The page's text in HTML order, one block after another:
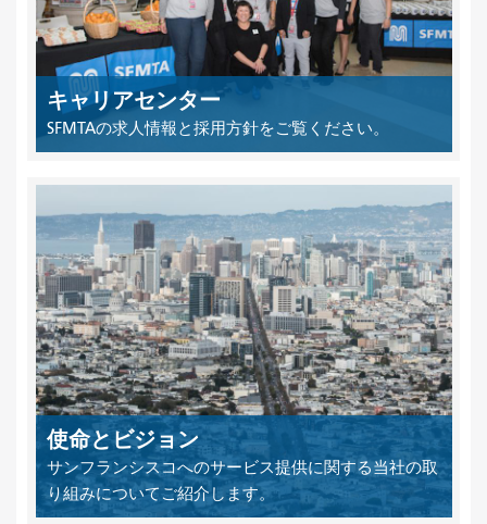
キャリアセンター
SFMTAの求人情報と採用方針をご覧ください。
使命とビジョン
サンフランシスコへのサービス提供に関する当社の取
り組みについてご紹介します。